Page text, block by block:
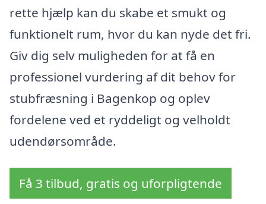
rette hjælp kan du skabe et smukt og
funktionelt rum, hvor du kan nyde det fri.
Giv dig selv muligheden for at få en
professionel vurdering af dit behov for
stubfræsning i Bagenkop og oplev
fordelene ved et ryddeligt og velholdt
udendørsområde.
Få 3 tilbud, gratis og uforpligtende